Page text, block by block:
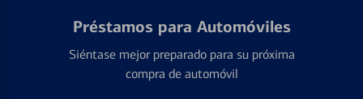
Préstamos para Automóviles
Siéntase mejor preparado para su próxima
compra de automóvil